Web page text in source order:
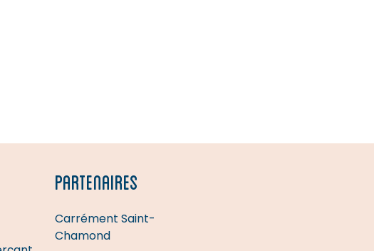
PARTENAIRES
Carrément Saint-
Chamond